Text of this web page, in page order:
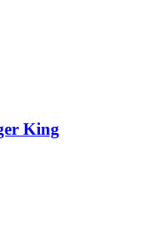
King